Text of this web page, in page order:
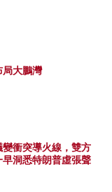
局大鵬灣
衝突導火線，雙方
洞悉特朗普虛張聲